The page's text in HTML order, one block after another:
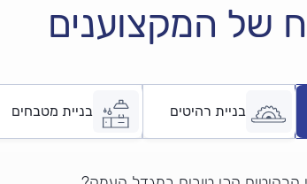
של המקצוענים
בניית רהיטים בניית מטבחים